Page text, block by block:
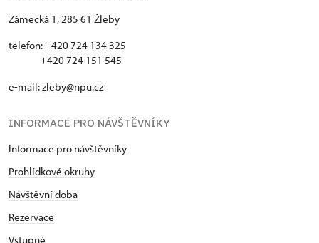
Zámecká 1, 285 61 Žleby
telefon: +420 724 134 325
+420 724 151 545
e-mail:zleby@npu.cz
INFORMACE PRO NÁVŠTĚVNÍKY
Informace pro návštěvníky
Prohlídkové okruhy
Návštěvní doba
Rezervace
Vstupné